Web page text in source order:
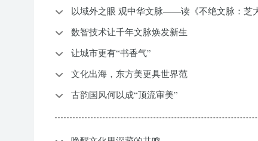
以域外之眼 观中华文脉——读《不绝文脉：芝
数智技术让千年文脉焕发新生
让城市更有“书香气”
文化出海，东方美更具世界范
古韵国风何以成“顶流审美”